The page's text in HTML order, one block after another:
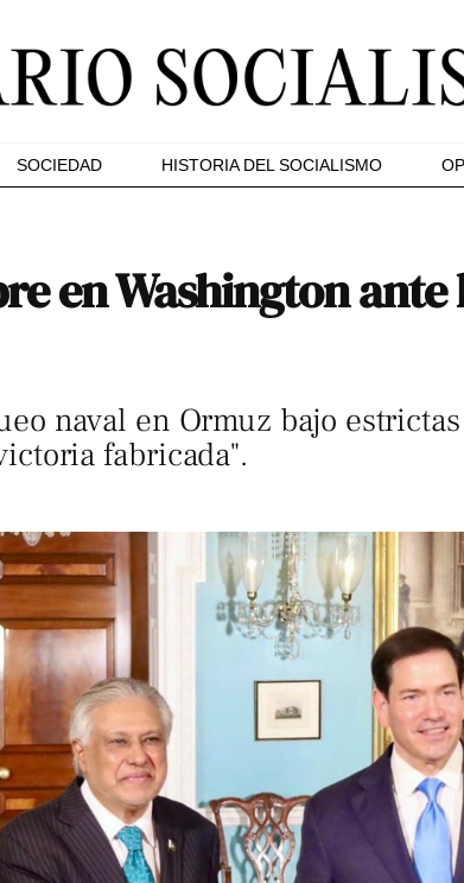
SOCIEDAD HISTORIA DEL SOCIALISMO
en Washington ante
naval en Ormuz bajo
fabricada".